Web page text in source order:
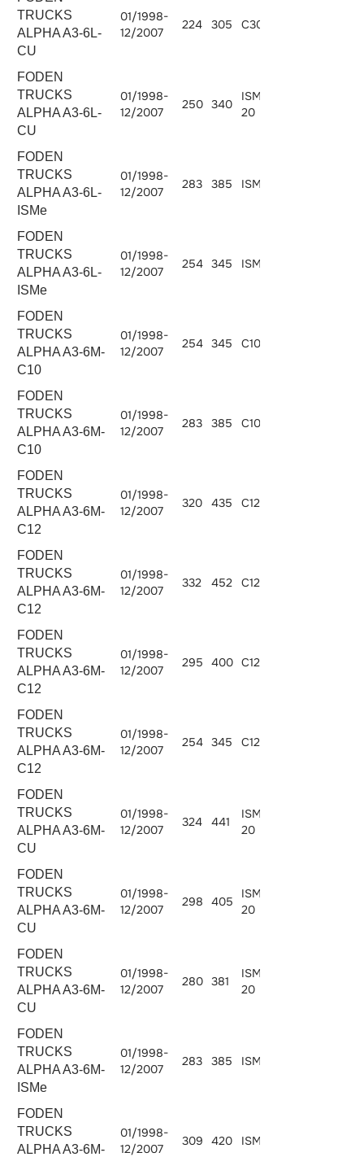
TRUCKS
ALPHA A3-6L-
CU
01/1998-
12/2007
224 305 C300-20
FODEN
TRUCKS
ALPHA A3-6L-
CU
01/1998-
12/2007
250 340
ISM340E-
20
FODEN
TRUCKS
ALPHA A3-6L-
ISMe
01/1998-
12/2007
283 385 ISMe 385
FODEN
TRUCKS
ALPHA A3-6L-
ISMe
01/1998-
12/2007
254 345 ISMe 345
FODEN
TRUCKS
ALPHA A3-6M-
C10
01/1998-
12/2007
254 345 C10.340
FODEN
TRUCKS
ALPHA A3-6M-
C10
01/1998-
12/2007
283 385 C10.380
FODEN
TRUCKS
ALPHA A3-6M-
C12
01/1998-
12/2007
320 435 C12.430
FODEN
TRUCKS
ALPHA A3-6M-
C12
01/1998-
12/2007
332 452 C12.450
FODEN
TRUCKS
ALPHA A3-6M-
C12
01/1998-
12/2007
295 400 C12.400
FODEN
TRUCKS
ALPHA A3-6M-
C12
01/1998-
12/2007
254 345 C12.345
FODEN
TRUCKS
ALPHA A3-6M-
CU
01/1998-
12/2007
324 441
ISM440E-
20
FODEN
TRUCKS
ALPHA A3-6M-
CU
01/1998-
12/2007
298 405
ISM405E-
20
FODEN
TRUCKS
ALPHA A3-6M-
CU
01/1998-
12/2007
280 381
ISM380E-
20
FODEN
TRUCKS
ALPHA A3-6M-
ISMe
01/1998-
12/2007
283 385 ISMe 385
FODEN
TRUCKS
ALPHA A3-6M-
01/1998-
12/2007
309 420 ISMe 420